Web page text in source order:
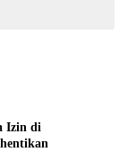
Izin di